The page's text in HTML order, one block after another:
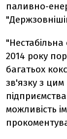
паливно-
2014 року
багатьох
зв'язку з цим
можливість